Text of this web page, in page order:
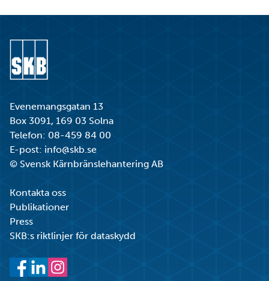
Evenemangsgatan 13
Box 3091, 169 03 Solna
Telefon: 08-459 84 00
E-post: info@skb.se
© Svensk Kärnbränslehantering AB
Kontakta oss
Publikationer
Press
SKB:s riktlinjer för dataskydd